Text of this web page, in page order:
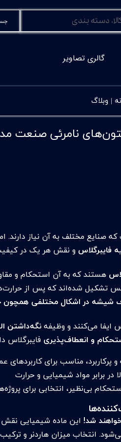
گالری تصاویر
| وبلاگ
نامرئی صنعت
صنایع مختلف به آن نیاز دارند.
فایبرگلاس و نقش هر یک در
هستند که به آن استحکام و
تشکیل شده‌اند که پس از
شیشه در اشکال مختلفی همچون
ایفا می‌کنند و وظیفهنگه‌داشتن
و انعطاف‌پذیری فایبرگلاس
پرکاربرد، مناسب برای کاربردهای
در برابر مواد شیمیایی و حرارت
بی‌نظیر، انتخابی برای
شد! این ماده شیمیایی نقش
انتخاب میزان هاردنر و